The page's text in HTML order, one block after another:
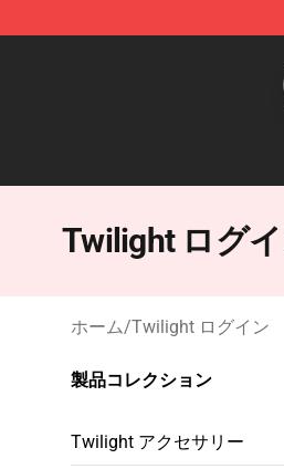
Twilight Store - Official
Twilight ログ
ホーム/Twilight ログイン
製品コレクション
Twilight アクセサリー